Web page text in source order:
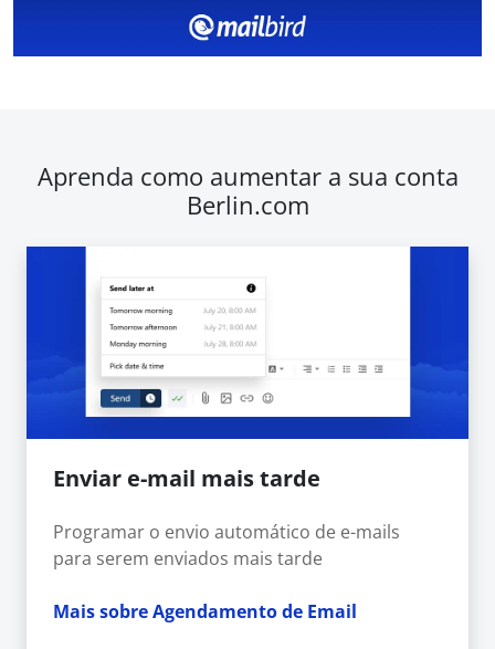
Aprenda como aumentar a sua conta
Berlin.com
Enviar e-mail mais tarde
Programar o envio automático de e-mails
para serem enviados mais tarde
Mais sobre Agendamento de Email